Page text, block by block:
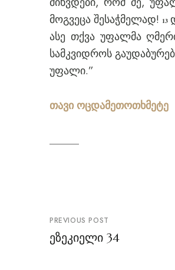
მოგვეცა შესაჭმელად! 13
ასე თქვა უფალმა
სამკვიდროს
უფალი.”
თავი ოცდამეთოთხმეტე
პოსტის
ნავიგაცია
PREVIOUS POST
ეზეკიელი 34